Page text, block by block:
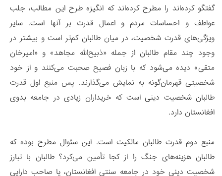
گفتگو کرده‌اند را مطرح کرده‌اند که انگیزه طرح این مطالب، جلب
عواطف و احساسات مردم و اعمال قدرت بر آنها است. سایر
ویژگی‌های قدرت شخصیت، در میان طالبان کم‌تر است و بیشتر در
وجود چند مقام طالبان از جمله «ذبیح‌الله مجاهد» و «امیرخان
متقی» دیده می‌شود که با زبان فصیح صحبت می‌کنند و از خود
شخصیتی قهرمان‌گونه به نمایش می‌گذارند. پس منبع اول قدرت
طالبان شخصیت دینی است که خریداران زیادی در جامعه بدوی
افغانستان دارد.
منبع دوم قدرت طالبان مالکیت است. این سئوال مطرح بوده که
طالبان هزینه‌های جنگ را از کجا تأمین می‌کرد؟ طالبان با تبارز
شخصیت دینی خود در جامعه‌ سنتی افغانستان، یا صاحب دارایی